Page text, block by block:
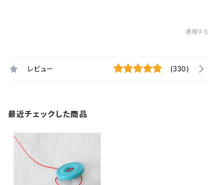
通報する
レビュー (330)
最近チェックした商品